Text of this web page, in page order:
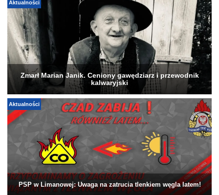
Aktualności
Zmarł Marian Janik. Ceniony gawędziarz i przewodnik
kalwaryjski
Aktualności
PSP w Limanowej: Uwaga na zatrucia tlenkiem węgla latem!